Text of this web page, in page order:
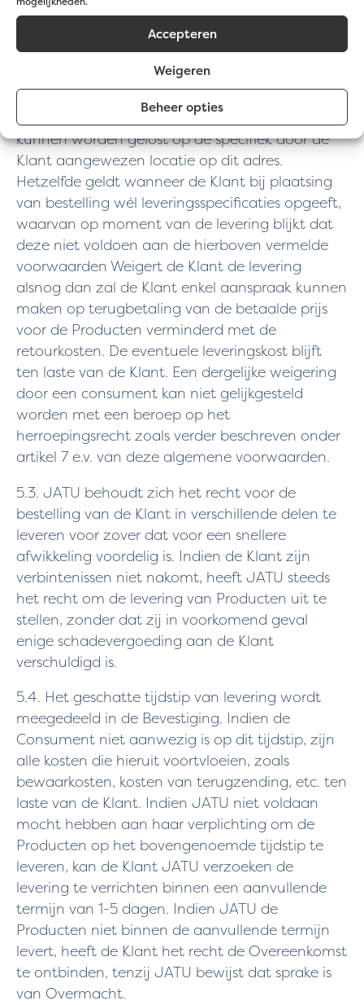
Accepteren
Weigeren
Beheer opties
de straat gebeuren steeds op risico van de Klant.
Geeft de Klant bij plaatsing van bestelling geen
leveringsspecificaties op dan kan de Klant de
levering aan het adres niet weigeren, wanneer
bij de levering blijkt dat de Producten niet
kunnen worden gelost op de specifiek door de
Klant aangewezen locatie op dit adres.
Hetzelfde geldt wanneer de Klant bij plaatsing
van bestelling wél leveringsspecificaties opgeeft,
waarvan op moment van de levering blijkt dat
deze niet voldoen aan de hierboven vermelde
voorwaarden Weigert de Klant de levering
alsnog dan zal de Klant enkel aanspraak kunnen
maken op terugbetaling van de betaalde prijs
voor de Producten verminderd met de
retourkosten. De eventuele leveringskost blijft
ten laste van de Klant. Een dergelijke weigering
door een consument kan niet gelijkgesteld
worden met een beroep op het
herroepingsrecht zoals verder beschreven onder
artikel 7 e.v. van deze algemene voorwaarden.
5.3. JATU behoudt zich het recht voor de
bestelling van de Klant in verschillende delen te
leveren voor zover dat voor een snellere
afwikkeling voordelig is. Indien de Klant zijn
verbintenissen niet nakomt, heeft JATU steeds
het recht om de levering van Producten uit te
stellen, zonder dat zij in voorkomend geval
enige schadevergoeding aan de Klant
verschuldigd is.
5.4. Het geschatte tijdstip van levering wordt
meegedeeld in de Bevestiging. Indien de
Consument niet aanwezig is op dit tijdstip, zijn
alle kosten die hieruit voortvloeien, zoals
bewaarkosten, kosten van terugzending, etc. ten
laste van de Klant. Indien JATU niet voldaan
mocht hebben aan haar verplichting om de
Producten op het bovengenoemde tijdstip te
leveren, kan de Klant JATU verzoeken de
levering te verrichten binnen een aanvullende
termijn van 1-5 dagen. Indien JATU de
Producten niet binnen de aanvullende termijn
levert, heeft de Klant het recht de Overeenkomst
te ontbinden, tenzij JATU bewijst dat sprake is
van Overmacht.